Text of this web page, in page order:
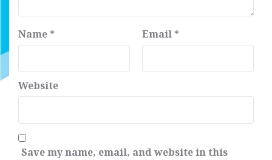
Name * Email *
Website
Save my name, email, and website in this